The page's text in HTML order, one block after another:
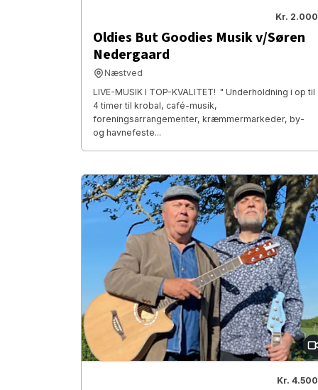
Kr. 2.000
Oldies But Goodies Musik v/Søren
Nedergaard
Næstved
​ LIVE-MUSIK I TOP-KVALITET! " Underholdning i op til
4 timer til krobal, café-musik,
foreningsarrangementer, kræmmermarkeder, by-
og havnefeste...
Kr. 4.500